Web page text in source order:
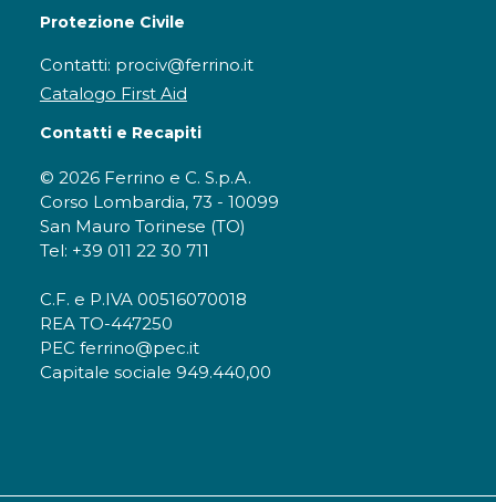
Protezione Civile
Contatti: prociv@ferrino.it
Catalogo First Aid
Contatti e Recapiti
© 2026 Ferrino e C. S.p.A.
Corso Lombardia, 73 - 10099
San Mauro Torinese (TO)
Tel: +39 011 22 30 711
C.F. e P.IVA 00516070018
REA TO-447250
PEC ferrino@pec.it
Capitale sociale 949.440,00